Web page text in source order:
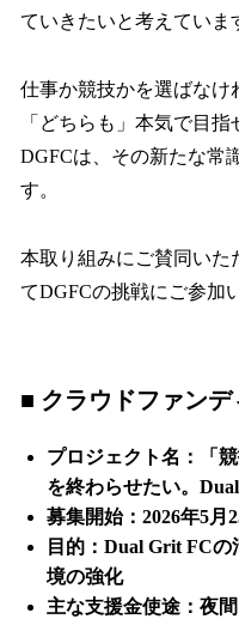
ていきたいと考えていま
仕事か競技かを選ばなけ
「どちらも」本気で目指
DGFCは、その新たな常
す。
本取り組みにご賛同いた
てDGFCの挑戦にご参加
■ クラウドファン
プロジェクト名：「
を終わらせたい。
募集開始：2026年5月
目的：Dual Grit FC
境の強化
主な支援金使途：夜